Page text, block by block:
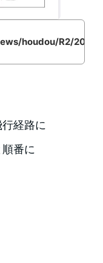
houdou/R2/
経路に
番に